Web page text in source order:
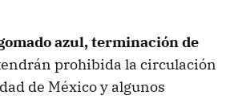
azul, terminación de
prohibida la circulación
de México y algunos